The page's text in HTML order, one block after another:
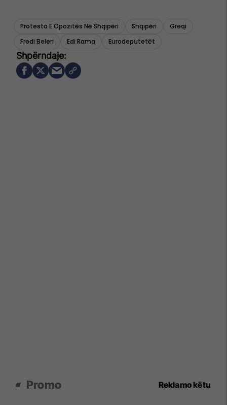
Protesta E Opozitës Në Shqipëri Shqipëri
Greqi
Fredi Beleri
Edi Rama Eurodeputetët
Promo Reklamo këtu